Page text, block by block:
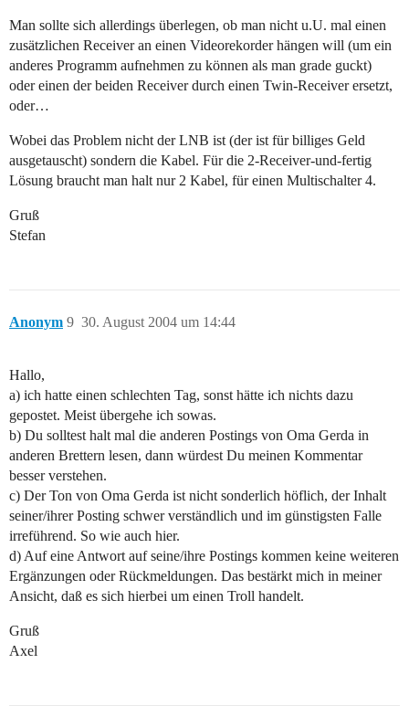
Man sollte sich allerdings überlegen, ob man nicht u.U. mal einen
zusätzlichen Receiver an einen Videorekorder hängen will (um ein
anderes Programm aufnehmen zu können als man grade guckt)
oder einen der beiden Receiver durch einen Twin-Receiver ersetzt,
oder…
Wobei das Problem nicht der LNB ist (der ist für billiges Geld
ausgetauscht) sondern die Kabel. Für die 2-Receiver-und-fertig
Lösung braucht man halt nur 2 Kabel, für einen Multischalter 4.
Gruß
Stefan
Anonym 30. August 2004 um 14:44
9
Hallo,
a) ich hatte einen schlechten Tag, sonst hätte ich nichts dazu
gepostet. Meist übergehe ich sowas.
b) Du solltest halt mal die anderen Postings von Oma Gerda in
anderen Brettern lesen, dann würdest Du meinen Kommentar
besser verstehen.
c) Der Ton von Oma Gerda ist nicht sonderlich höflich, der Inhalt
seiner/ihrer Posting schwer verständlich und im günstigsten Falle
irreführend. So wie auch hier.
d) Auf eine Antwort auf seine/ihre Postings kommen keine weiteren
Ergänzungen oder Rückmeldungen. Das bestärkt mich in meiner
Ansicht, daß es sich hierbei um einen Troll handelt.
Gruß
Axel